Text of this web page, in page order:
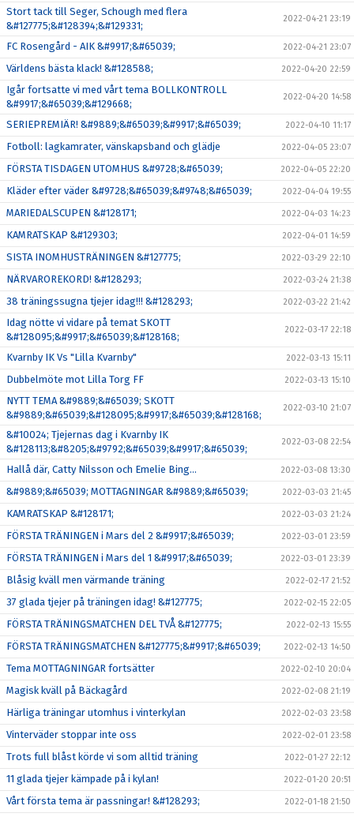
Stort tack till Seger, Schough med flera
&#127775;&#128394;&#129331;
2022-04-21 23:19
FC Rosengård - AIK &#9917;&#65039; 2022-04-21 23:07
Världens bästa klack! &#128588; 2022-04-20 22:59
Igår fortsatte vi med vårt tema BOLLKONTROLL
&#9917;&#65039;&#129668;
2022-04-20 14:58
SERIEPREMIÄR! &#9889;&#65039;&#9917;&#65039; 2022-04-10 11:17
Fotboll: lagkamrater, vänskapsband och glädje 2022-04-05 23:07
FÖRSTA TISDAGEN UTOMHUS &#9728;&#65039; 2022-04-05 22:20
Kläder efter väder &#9728;&#65039;&#9748;&#65039; 2022-04-04 19:55
MARIEDALSCUPEN &#128171; 2022-04-03 14:23
KAMRATSKAP &#129303; 2022-04-01 14:59
SISTA INOMHUSTRÄNINGEN &#127775; 2022-03-29 22:10
NÄRVAROREKORD! &#128293; 2022-03-24 21:38
38 träningssugna tjejer idag!!! &#128293; 2022-03-22 21:42
Idag nötte vi vidare på temat SKOTT
&#128095;&#9917;&#65039;&#128168;
2022-03-17 22:18
Kvarnby IK Vs "Lilla Kvarnby" 2022-03-13 15:11
Dubbelmöte mot Lilla Torg FF 2022-03-13 15:10
NYTT TEMA &#9889;&#65039; SKOTT
&#9889;&#65039;&#128095;&#9917;&#65039;&#128168;
2022-03-10 21:07
&#10024; Tjejernas dag i Kvarnby IK
&#128113;&#8205;&#9792;&#65039;&#9917;&#65039;
2022-03-08 22:54
Hallå där, Catty Nilsson och Emelie Bing… 2022-03-08 13:30
&#9889;&#65039; MOTTAGNINGAR &#9889;&#65039; 2022-03-03 21:45
KAMRATSKAP &#128171; 2022-03-03 21:24
FÖRSTA TRÄNINGEN i Mars del 2 &#9917;&#65039; 2022-03-01 23:59
FÖRSTA TRÄNINGEN i Mars del 1 &#9917;&#65039; 2022-03-01 23:39
Blåsig kväll men värmande träning 2022-02-17 21:52
37 glada tjejer på träningen idag! &#127775; 2022-02-15 22:05
FÖRSTA TRÄNINGSMATCHEN DEL TVÅ &#127775; 2022-02-13 15:55
FÖRSTA TRÄNINGSMATCHEN &#127775;&#9917;&#65039; 2022-02-13 14:50
Tema MOTTAGNINGAR fortsätter 2022-02-10 20:04
Magisk kväll på Bäckagård 2022-02-08 21:19
Härliga träningar utomhus i vinterkylan 2022-02-03 23:58
Vinterväder stoppar inte oss 2022-02-01 23:58
Trots full blåst körde vi som alltid träning 2022-01-27 22:12
11 glada tjejer kämpade på i kylan! 2022-01-20 20:51
Vårt första tema är passningar! &#128293; 2022-01-18 21:50